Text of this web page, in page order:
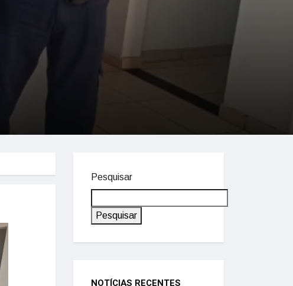
Pesquisar
Pesquisar
NOTÍCIAS RECENTES